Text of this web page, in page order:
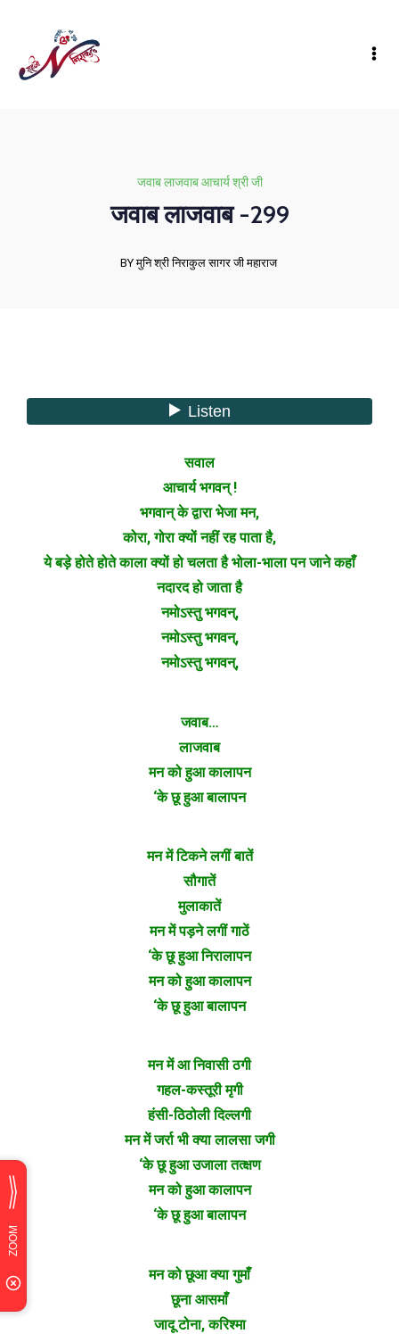
जवाब लाजवाब आचार्य श्री जी
जवाब लाजवाब -299
BY मुनि श्री निराकुल सागर जी महाराज
सवाल
आचार्य भगवन् !
भगवान् के द्वारा भेजा मन,
कोरा, गोरा क्यों नहीं रह पाता है,
ये बड़े होते होते काला क्यों हो चलता है भोला-भाला पन जाने कहाँ
नदारद हो जाता है
नमोऽस्तु भगवन्,
नमोऽस्तु भगवन्,
नमोऽस्तु भगवन्,
जवाब…
लाजवाब
मन को हुआ कालापन
‘के छू हुआ बालापन
मन में टिकने लगीं बातें
सौगातें
मुलाकातें
मन में पड़ने लगीं गाठें
‘के छू हुआ निरालापन
मन को हुआ कालापन
‘के छू हुआ बालापन
मन में आ निवासी ठगी
गहल-कस्तूरी मृगी
हंसी-ठिठोली दिल्लगी
मन में जर्रा भी क्या लालसा जगी
‘के छू हुआ उजाला तत्क्षण
मन को हुआ कालापन
‘के छू हुआ बालापन
मन को छूआ क्या गुमाँ
छूना आसमाँ
जादू टोना, करिश्मा